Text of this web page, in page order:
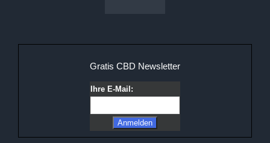
Gratis CBD Newsletter
Ihre E-Mail: